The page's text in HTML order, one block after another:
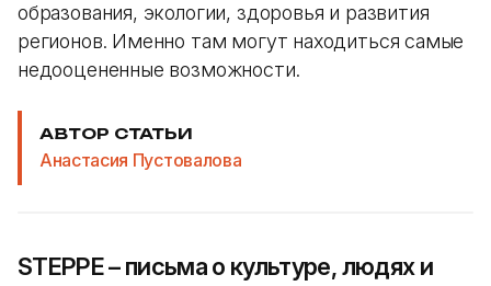
образования, экологии, здоровья и развития
регионов. Именно там могут находиться самые
недооцененные возможности.
АВТОР СТАТЬИ
Анастасия Пустовалова
STEPPE – письма о культуре, людях и